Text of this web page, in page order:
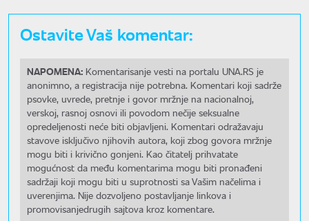
Ostavite Vaš komentar:
NAPOMENA: Komentarisanje vesti na portalu UNA.RS je
anonimno, a registracija nije potrebna. Komentari koji sadrže
psovke, uvrede, pretnje i govor mržnje na nacionalnoj,
verskoj, rasnoj osnovi ili povodom nečije seksualne
opredeljenosti neće biti objavljeni. Komentari odražavaju
stavove isključivo njihovih autora, koji zbog govora mržnje
mogu biti i krivično gonjeni. Kao čitatelj prihvatate
mogućnost da među komentarima mogu biti pronađeni
sadržaji koji mogu biti u suprotnosti sa Vašim načelima i
uverenjima. Nije dozvoljeno postavljanje linkova i
promovisanjedrugih sajtova kroz komentare.